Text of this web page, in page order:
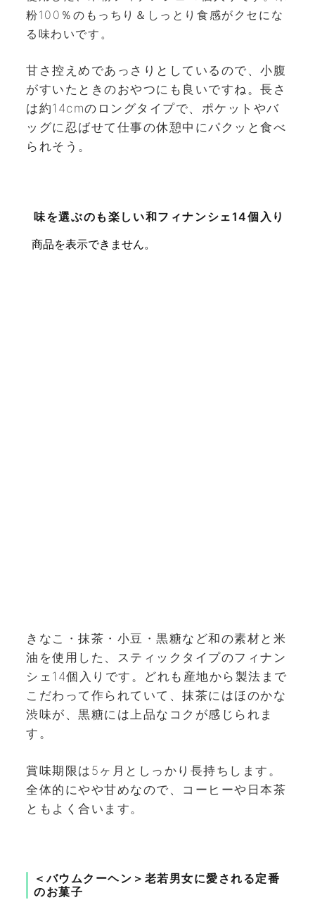
粉100％のもっちり＆しっとり食感がクセにな
る味わいです。
甘さ控えめであっさりとしているので、小腹
がすいたときのおやつにも良いですね。長さ
は約14cmのロングタイプで、ポケットやバ
ッグに忍ばせて仕事の休憩中にパクッと食べ
られそう。
味を選ぶのも楽しい和フィナンシェ14個入り
きなこ・抹茶・小豆・黒糖など和の素材と米
油を使用した、スティックタイプのフィナン
シェ14個入りです。どれも産地から製法まで
こだわって作られていて、抹茶にはほのかな
渋味が、黒糖には上品なコクが感じられま
す。
賞味期限は5ヶ月としっかり長持ちします。
全体的にやや甘めなので、コーヒーや日本茶
ともよく合います。
＜バウムクーヘン＞老若男女に愛される定番
のお菓子